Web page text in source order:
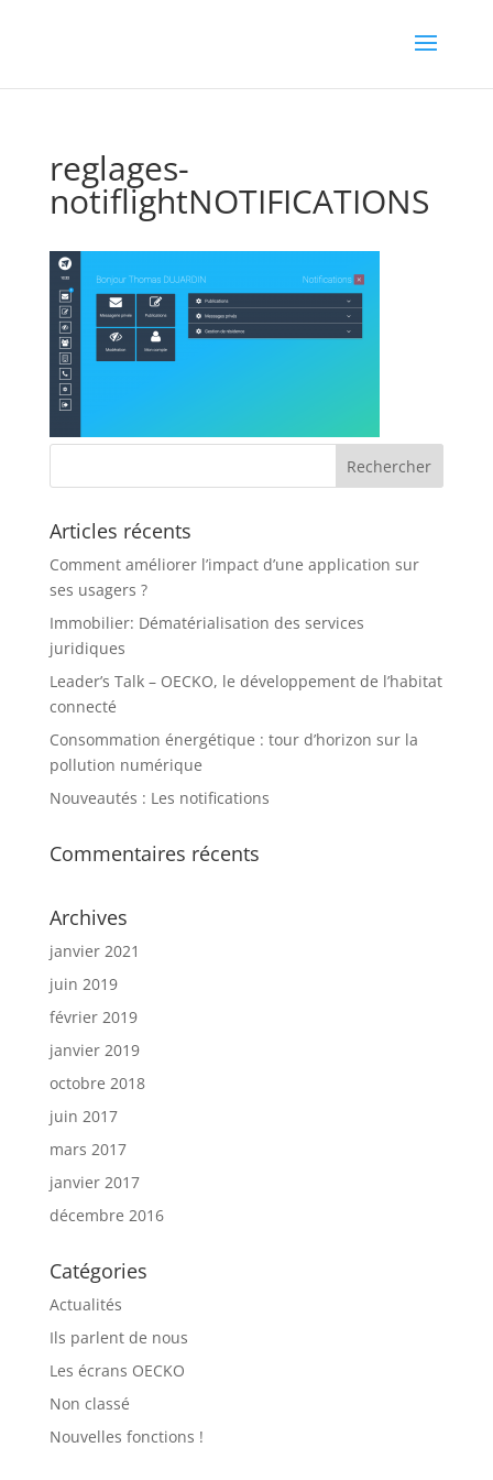
reglages-
notiflightNOTIFICATIONS
Articles récents
Comment améliorer l’impact d’une application sur
ses usagers ?
Immobilier: Dématérialisation des services
juridiques
Leader’s Talk – OECKO, le développement de l’habitat
connecté
Consommation énergétique : tour d’horizon sur la
pollution numérique
Nouveautés : Les notifications
Commentaires récents
Archives
janvier 2021
juin 2019
février 2019
janvier 2019
octobre 2018
juin 2017
mars 2017
janvier 2017
décembre 2016
Catégories
Actualités
Ils parlent de nous
Les écrans OECKO
Non classé
Nouvelles fonctions !